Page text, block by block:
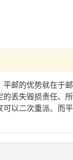
邮的优势就在于
丢失毁损责任、
以二次重派、而